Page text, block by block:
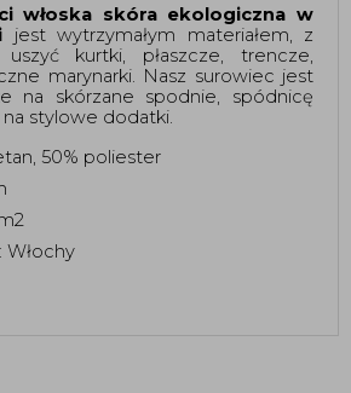
włoska skóra ekologiczna w
jest wytrzymałym materiałem, z
kurtki, płaszcze, trencze,
marynarki. Nasz surowiec jest
na skórzane spodnie, spódnicę
stylowe dodatki.
50% poliester
Włochy